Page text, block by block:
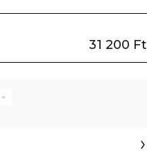
31 200 Ft